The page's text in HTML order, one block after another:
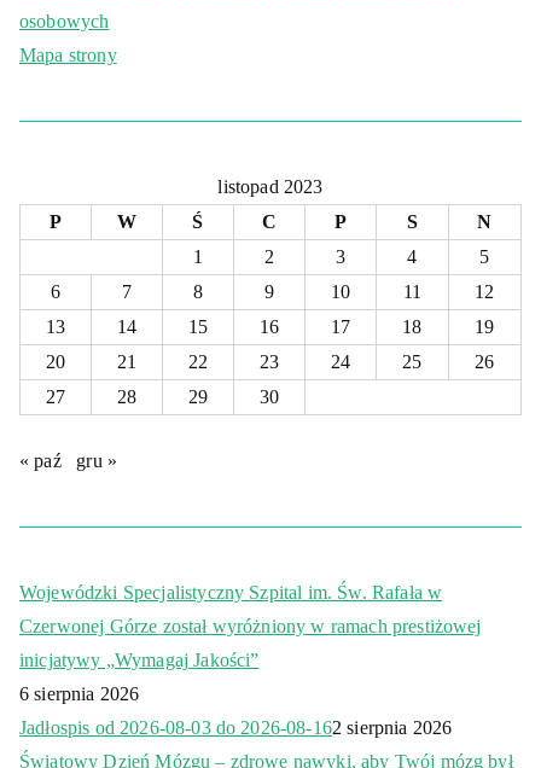
osobowych
Mapa strony
listopad 2023
P
W Ś C P S
N
1
2 3 4
5
6
7 8 9 10 11
12
13
14 15 16 17 18
19
20
21 22 23 24 25
26
27
28 29 30
« paź gru »
Wojewódzki Specjalistyczny Szpital im. Św. Rafała w
Czerwonej Górze został wyróżniony w ramach prestiżowej
inicjatywy „Wymagaj Jakości”
6 sierpnia 2026
Jadłospis od 2026-08-03 do 2026-08-162 sierpnia 2026
Światowy Dzień Mózgu – zdrowe nawyki, aby Twój mózg był